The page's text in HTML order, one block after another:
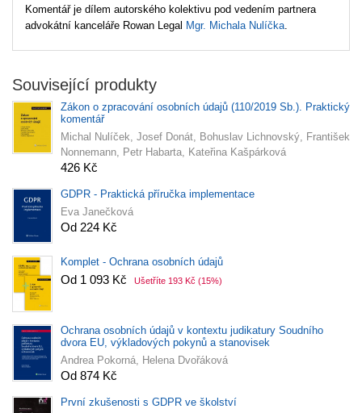
Komentář je dílem autorského kolektivu pod vedením partnera
advokátní kanceláře Rowan Legal Mgr. Michala Nulíčka
Související produkty
Zákon o zpracování osobních údajů (110/2019 Sb.). Praktický
komentář
Michal Nulíček, Josef Donát, Bohuslav Lichnovský, František
Nonnemann, Petr Habarta, Kateřina Kašpárková
426 Kč
GDPR - Praktická příručka implementace
Eva Janečková
Od 224 Kč
Komplet - Ochrana osobních údajů
Od 1 093 Kč Ušetříte 193 Kč (15%)
Ochrana osobních údajů v kontextu judikatury Soudního
dvora EU, výkladových pokynů a stanovisek
Andrea Pokorná, Helena Dvořáková
Od 874 Kč
První zkušenosti s GDPR ve školství